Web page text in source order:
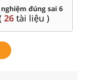
đúng sai 6
26tài liệu )